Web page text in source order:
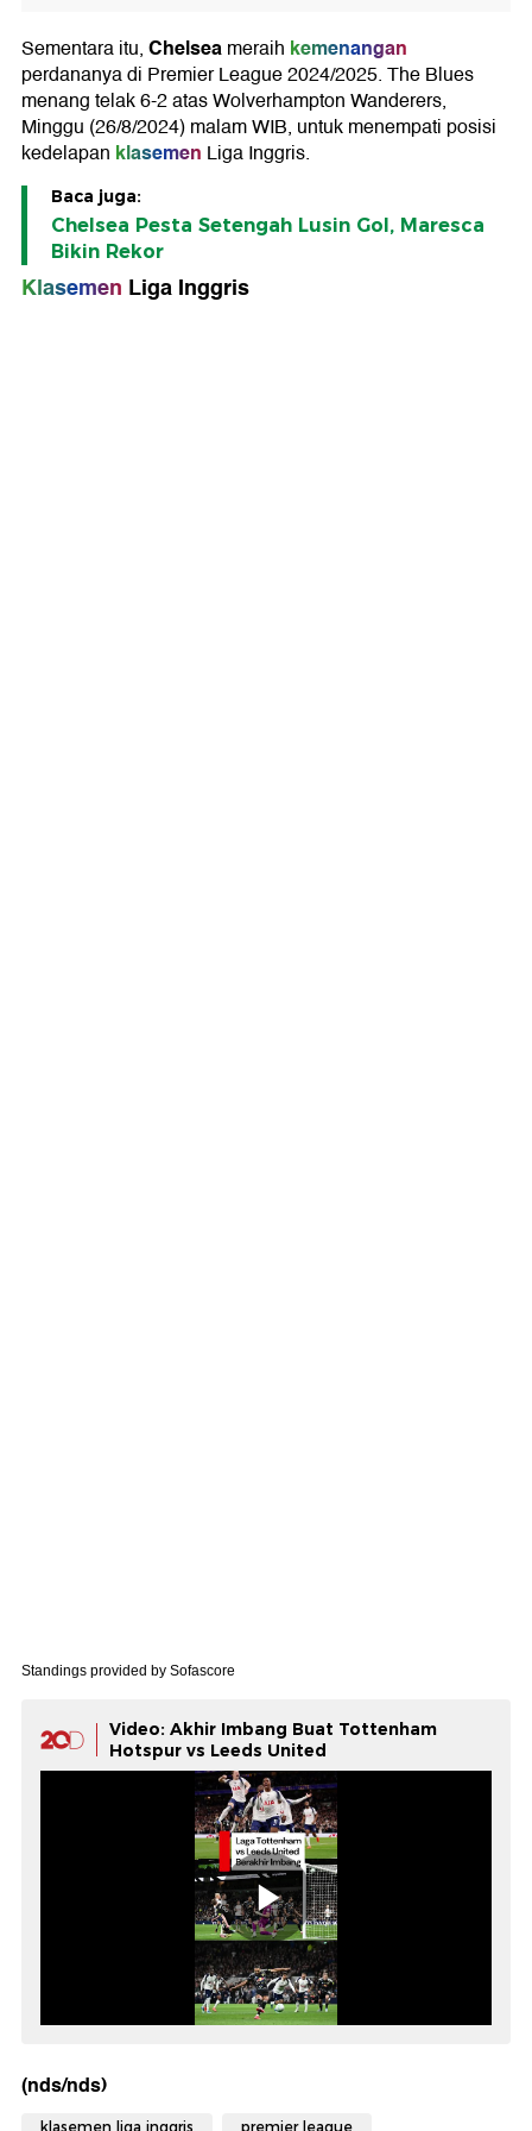
Sementara itu,Chelseameraih kemenangan
perdananya di Premier League 2024/2025. The Blues
menang telak 6-2 atas Wolverhampton Wanderers,
Minggu (26/8/2024) malam WIB, untuk menempati posisi
kedelapan klasemen Liga Inggris.
Baca juga:
Chelsea Pesta Setengah Lusin Gol, Maresca
Bikin Rekor
Klasemen Liga Inggris
Standings provided by Sofascore
Video: Akhir Imbang Buat Tottenham
Hotspur vs Leeds United
(nds/nds)
klasemen liga inggris premier league